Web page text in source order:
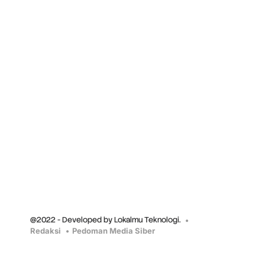
@2022 - Developed by Lokalmu Teknologi.
Redaksi Pedoman Media Siber